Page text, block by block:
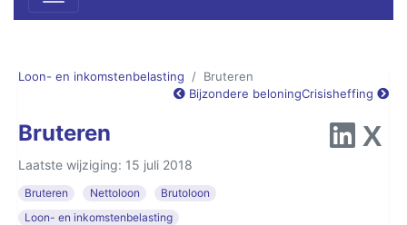
Loon- en inkomstenbelasting
Bruteren
Bijzondere beloningCrisisheffing
Bruteren
Laatste wijziging: 15 juli 2018
Bruteren Nettoloon
Brutoloon
Loon- en inkomstenbelasting